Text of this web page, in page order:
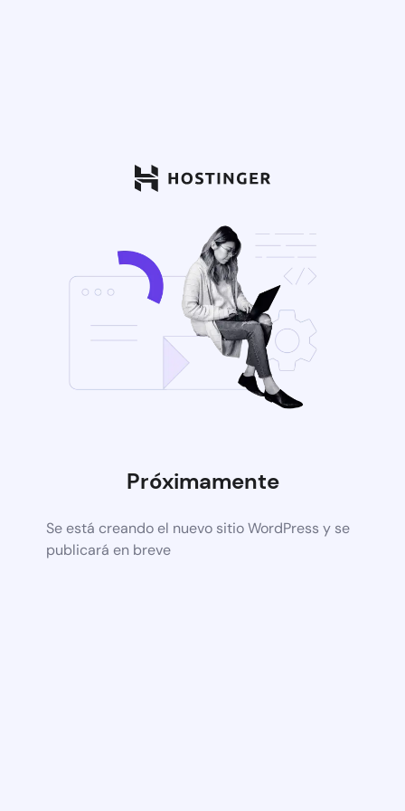
Próximamente
Se está creando el nuevo sitio WordPress y se
publicará en breve